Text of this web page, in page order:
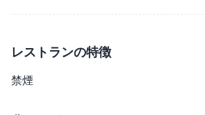
レストランの特徴
禁煙